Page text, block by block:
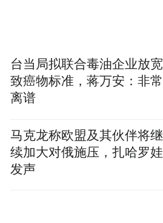
台当局拟联合毒油企业放宽
致癌物标准，蒋万安：非常
离谱
马克龙称欧盟及其伙伴将继
续加大对俄施压，扎哈罗娃
发声